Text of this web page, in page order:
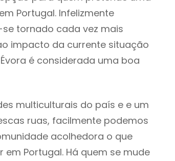
Portugal. Infelizmente
tornado cada vez mais
impacto da currente situação
é considerada uma boa
multiculturais do país e e um
ruas, facilmente podemos
acolhedora o que
Portugal. Há quem se mude